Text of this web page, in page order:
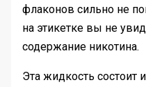
флаконов сильно не
на этикетке вы не
содержание никотина.
Эта жидкость состоит